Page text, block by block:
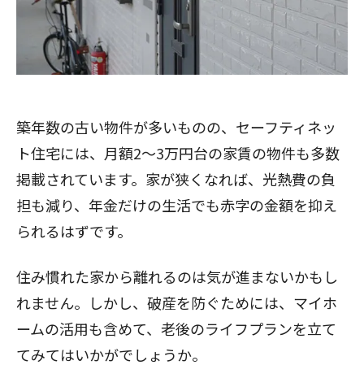
築年数の古い物件が多いものの、セーフティネッ
ト住宅には、月額2～3万円台の家賃の物件も多数
掲載されています。家が狭くなれば、光熱費の負
担も減り、年金だけの生活でも赤字の金額を抑え
られるはずです。
住み慣れた家から離れるのは気が進まないかもし
れません。しかし、破産を防ぐためには、マイホ
ームの活用も含めて、老後のライフプランを立て
てみてはいかがでしょうか。
閉じる